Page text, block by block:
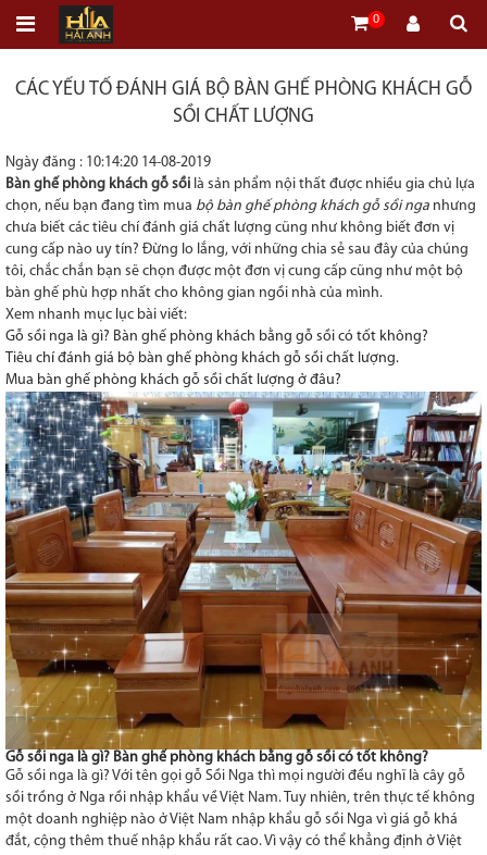
0
CÁC YẾU TỐ ĐÁNH GIÁ BỘ BÀN GHẾ PHÒNG KHÁCH GỖ
SỒI CHẤT LƯỢNG
Ngày đăng : 10:14:20 14-08-2019
Bàn ghế phòng khách gỗ sồi là sản phẩm nội thất được nhiều gia chủ lựa
chọn, nếu bạn đang tìm mua bộ bàn ghế phòng khách gỗ sồi nga nhưng
chưa biết các tiêu chí đánh giá chất lượng cũng như không biết đơn vị
cung cấp nào uy tín? Đừng lo lắng, với những chia sẻ sau đây của chúng
tôi, chắc chắn bạn sẽ chọn được một đơn vị cung cấp cũng như một bộ
bàn ghế phù hợp nhất cho không gian ngồi nhà của mình.
Xem nhanh mục lục bài viết:
Gỗ sồi nga là gì? Bàn ghế phòng khách bằng gỗ sồi có tốt không?
Tiêu chí đánh giá bộ bàn ghế phòng khách gỗ sồi chất lượng.
Mua bàn ghế phòng khách gỗ sồi chất lượng ở đâu?
Gỗ sồi nga là gì? Bàn ghế phòng khách bằng gỗ sồi có tốt không?
Gỗ sồi nga là gì? Với tên gọi gỗ Sồi Nga thì mọi người đều nghĩ là cây gỗ
sồi trồng ở Nga rồi nhập khẩu về Việt Nam. Tuy nhiên, trên thực tế không
một doanh nghiệp nào ở Việt Nam nhập khẩu gỗ sồi Nga vì giá gỗ khá
đắt, cộng thêm thuế nhập khẩu rất cao. Vì vậy có thể khẳng định ở Việt